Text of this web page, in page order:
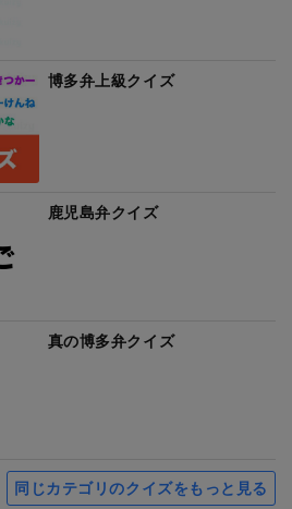
博多弁上級クイズ
鹿児島弁クイズ
真の博多弁クイズ
同じカテゴリのクイズをもっと見る